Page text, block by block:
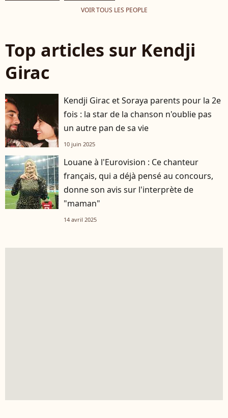
VOIR TOUS LES PEOPLE
Top articles sur Kendji
Girac
Kendji Girac et Soraya parents pour la 2e
fois : la star de la chanson n'oublie pas
un autre pan de sa vie
10 juin 2025
Louane à l'Eurovision : Ce chanteur
français, qui a déjà pensé au concours,
donne son avis sur l'interprète de
"maman"
14 avril 2025